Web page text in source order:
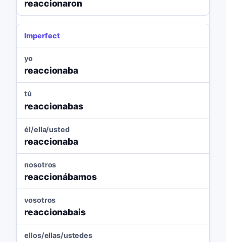
reaccionaron
Imperfect
yo
reaccionaba
tú
reaccionabas
él/ella/usted
reaccionaba
nosotros
reaccionábamos
vosotros
reaccionabais
ellos/ellas/ustedes